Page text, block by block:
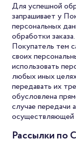
Для успешной
запрашивает у
персональных
обработки
Покупатель тем
своих
использовать
любых иных
передавать их
обусловлена
случае передачи
осуществляющей
Рассылки по